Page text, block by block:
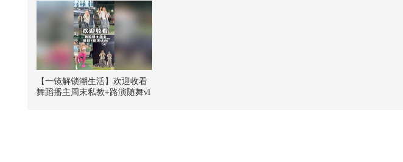
【一镜解锁潮生活】欢迎收看
舞蹈播主周末私教+路演随舞vl